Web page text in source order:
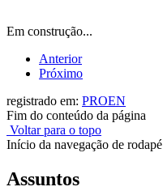
Em construção...
Anterior
Próximo
registrado em: PROEN
Fim do conteúdo da página
Voltar para o topo
Início da navegação de rodapé
Assuntos